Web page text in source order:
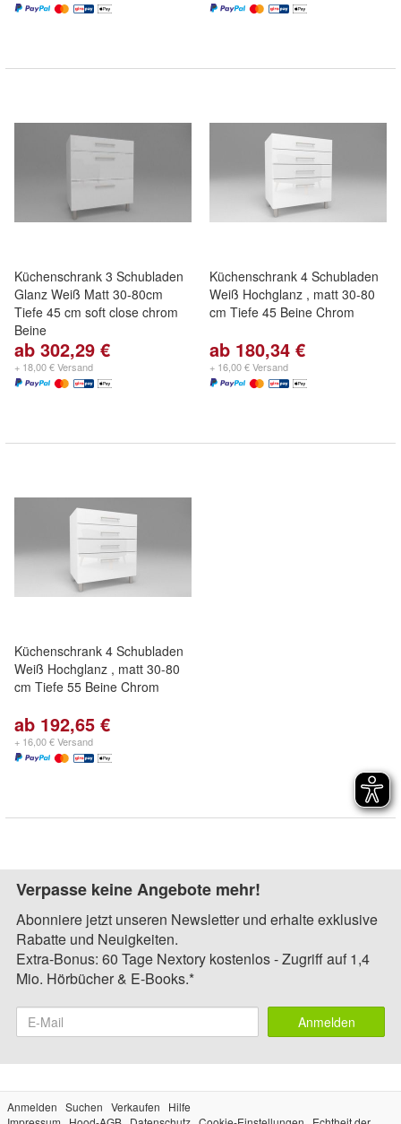
Küchenschrank 3 Schubladen
Glanz Weiß Matt 30-80cm
Tiefe 45 cm soft close chrom
Beine
ab 302,29 €
+ 18,00 € Versand
Küchenschrank 4 Schubladen
Weiß Hochglanz , matt 30-80
cm Tiefe 45 Beine Chrom
ab 180,34 €
+ 16,00 € Versand
Küchenschrank 4 Schubladen
Weiß Hochglanz , matt 30-80
cm Tiefe 55 Beine Chrom
ab 192,65 €
+ 16,00 € Versand
Verpasse keine Angebote mehr!
Abonniere jetzt unseren Newsletter und erhalte exklusive
Rabatte und Neuigkeiten.
Extra-Bonus: 60 Tage Nextory kostenlos - Zugriff auf 1,4
Mio. Hörbücher & E-Books.*
Anmelden
Anmelden Suchen Verkaufen
Hilfe